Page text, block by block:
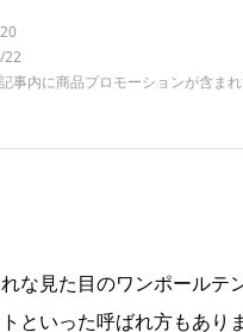
22
事内に商品プロモーションが含まれ
な見た目のワンポールテン
といった呼ばれ方もありま